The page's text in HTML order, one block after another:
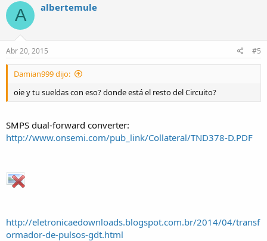
A albertemule
Abr 20, 2015 #5
Damian999 dijo:
oie y tu sueldas con eso? donde está el resto del Circuito?
SMPS dual-forward converter:
http://www.onsemi.com/pub_link/Collateral/TND378-D.PDF
http://eletronicaedownloads.blogspot.com.br/2014/04/transf
ormador-de-pulsos-gdt.html